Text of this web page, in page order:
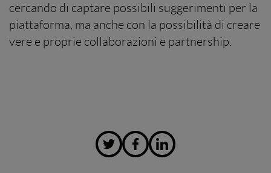
cercando di captare possibili suggerimenti per la
piattaforma, ma anche con la possibilità di creare
vere e proprie collaborazioni e partnership.